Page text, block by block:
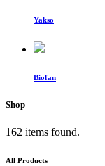
Yakso
Biofan
Shop
162 items found.
All Products